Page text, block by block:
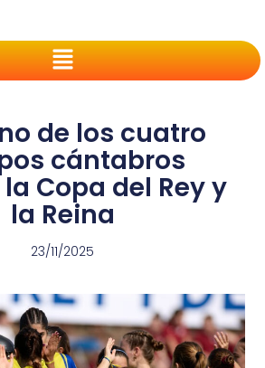
de los cuatro
cántabros
Copa del Rey y
la Reina
23/11/2025